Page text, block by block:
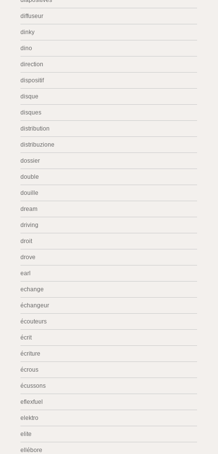
diffuseur
dinky
dino
direction
dispositif
disque
disques
distribution
distribuzione
dossier
double
douille
dream
driving
droit
drove
earl
echange
échangeur
écouteurs
écrit
écriture
écrous
écussons
eflexfuel
elektro
elite
ellébore